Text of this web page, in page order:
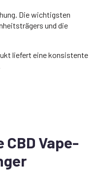
Die wichtigsten
und die
liefert eine konsistente
Vape-